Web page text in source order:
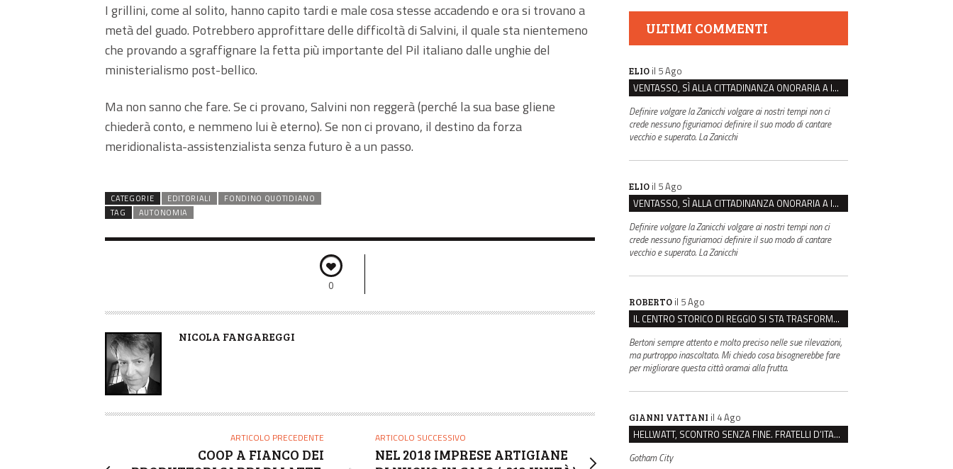
I grillini, come al solito, hanno capito tardi e male cosa stesse accadendo e ora si trovano a
metà del guado. Potrebbero approfittare delle difficoltà di Salvini, il quale sta nientemeno
che provando a sgraffignare la fetta più importante del Pil italiano dalle unghie del
ministerialismo post-bellico.
Ma non sanno che fare. Se ci provano, Salvini non reggerà (perché la sua base gliene
chiederà conto, e nemmeno lui è eterno). Se non ci provano, il destino da forza
meridionalista-assistenzialista senza futuro è a un passo.
CATEGORIE EDITORIALI
FONDINO QUOTIDIANO
TAG
AUTONOMIA
0
A
E
NICOLA FANGAREGGI
ARTICOLO PRECEDENTE
COOP A FIANCO DEI
ARTICOLO SUCCESSIVO
NEL 2018 IMPRESE ARTIGIANE
ULTIMI COMMENTI
ELIO il 5 Ago
VENTASSO, SÌ ALLA CITTADINANZA ONORARIA A IVA ZANICCHI. MA BARGIACCHI: “È DI PESSIMO GUSTO”
Definire volgare la Zanicchi volgare ai nostri tempi non ci
crede nessuno figuriamoci definire il suo modo di cantare
vecchio e superato. La Zanicchi
ELIO il 5 Ago
VENTASSO, SÌ ALLA CITTADINANZA ONORARIA A IVA ZANICCHI. MA BARGIACCHI: “È DI PESSIMO GUSTO”
Definire volgare la Zanicchi volgare ai nostri tempi non ci
crede nessuno figuriamoci definire il suo modo di cantare
vecchio e superato. La Zanicchi
ROBERTO il 5 Ago
IL CENTRO STORICO DI REGGIO SI STA TRASFORMANDO, E NON IN MEGLIO
Bertoni sempre attento e molto preciso nelle sue rilevazioni,
ma purtroppo inascoltato. Mi chiedo cosa bisognerebbe fare
per migliorare questa città oramai alla frutta.
GIANNI VATTANI il 4 Ago
HELLWATT, SCONTRO SENZA FINE. FRATELLI D’ITALIA: “MILANI PORTA DOCUMENTI, DE FRANCO INSULTI”
Gotham City